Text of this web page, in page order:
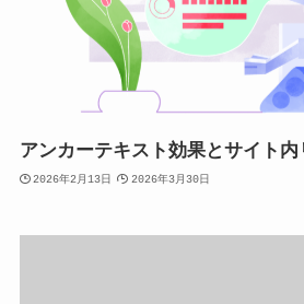
アンカーテキスト効果とサイト
2026年2月13日 2026年3月30日